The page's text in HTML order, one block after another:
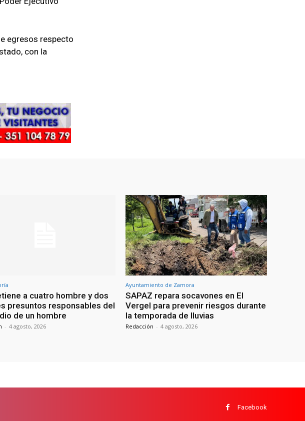
egresos respecto
con la
a cuatro hombre y dos
presuntos responsables del
de un hombre
- 4 agosto, 2026
Ayuntamiento de Zamora
SAPAZ repara socavones en El
Vergel para prevenir riesgos durante
la temporada de lluvias
Redacción - 4 agosto, 2026
Facebook